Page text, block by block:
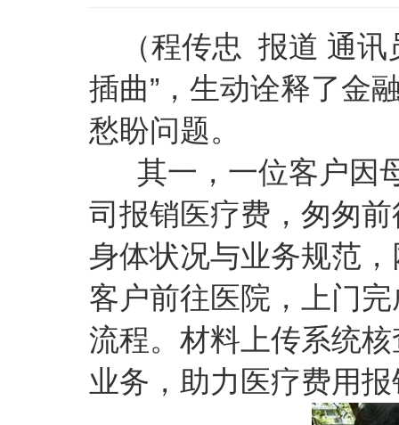
（程传忠 报道 通讯
插曲”，生动诠释了金
愁盼问题。
其一，一位客户因
司报销医疗费，匆匆
身体状况与业务规范
客户前往医院，上门
流程。材料上传系统
业务，助力医疗费用